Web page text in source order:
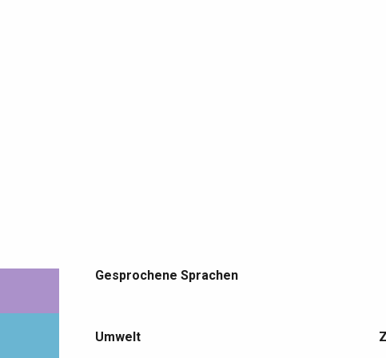
Gesprochene Sprachen
Gesprochene Sprachen
Umwelt
Umwelt